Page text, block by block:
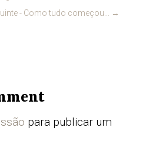
- Como tudo começou... →
para publicar um